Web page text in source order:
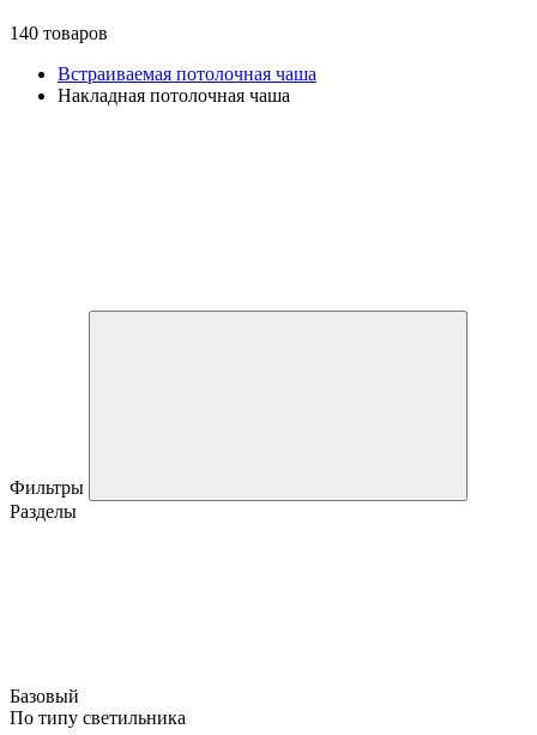
140 товаров
Встраиваемая потолочная чаша
Накладная потолочная чаша
Фильтры
Разделы
Базовый
По типу светильника